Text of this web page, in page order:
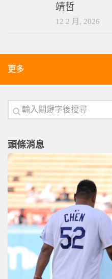
靖哲
12 2 月, 2026
更多
頭條消息